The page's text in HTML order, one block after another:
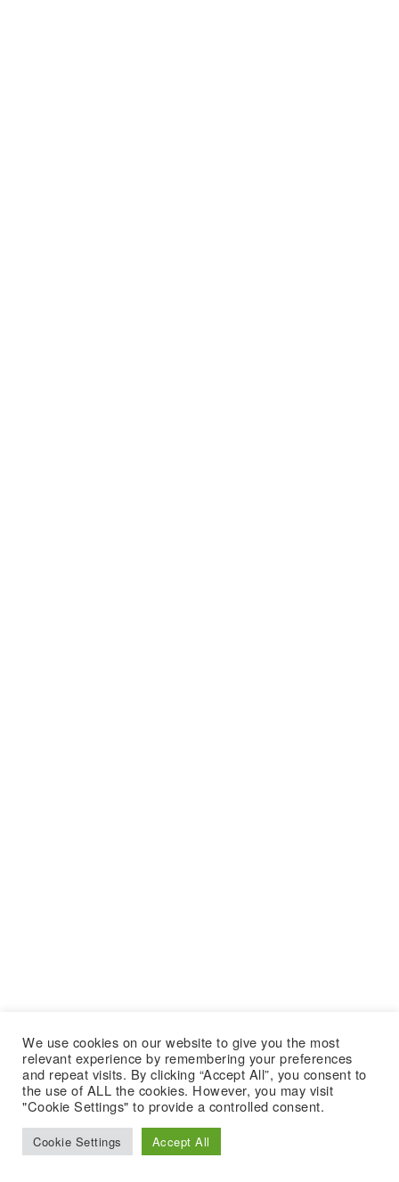
We use cookies on our website to give you the most
relevant experience by remembering your preferences
and repeat visits. By clicking “Accept All”, you consent to
the use of ALL the cookies. However, you may visit
"Cookie Settings" to provide a controlled consent.
Cookie Settings Accept All